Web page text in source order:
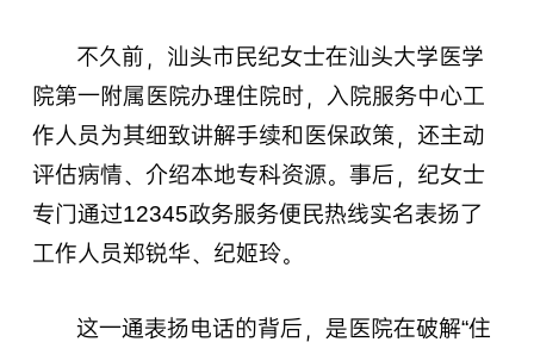
不久前，汕头市民纪女士在汕头大学医学
院第一附属医院办理住院时，入院服务中心工
作人员为其细致讲解手续和医保政策，还主动
评估病情、介绍本地专科资源。事后，纪女士
专门通过12345政务服务便民热线实名表扬了
工作人员郑锐华、纪姬玲。
这一通表扬电话的背后，是医院在破解“住